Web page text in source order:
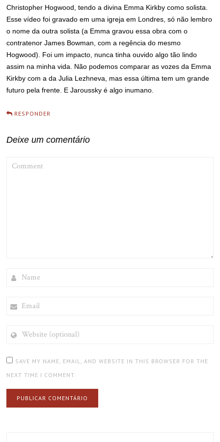
Christopher Hogwood, tendo a divina Emma Kirkby como solista.
Esse vídeo foi gravado em uma igreja em Londres, só não lembro
o nome da outra solista (a Emma gravou essa obra com o
contratenor James Bowman, com a regência do mesmo
Hogwood). Foi um impacto, nunca tinha ouvido algo tão lindo
assim na minha vida. Não podemos comparar as vozes da Emma
Kirkby com a da Julia Lezhneva, mas essa última tem um grande
futuro pela frente. E Jaroussky é algo inumano.
RESPONDER
Deixe um comentário
(OPTIONAL)
SAVE MY NAME, EMAIL, AND WEBSITE IN THIS BROWSER FOR THE
NEXT TIME I COMMENT.